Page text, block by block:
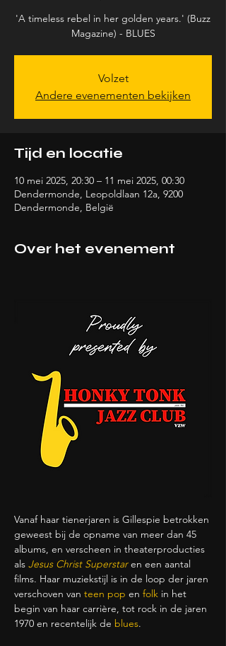
'A timeless rebel in her golden years.' (Buzz
Volzet
Andere evenementen bekijken
Tijd en locatie
10 mei 2025, 20:30 – 11 mei 2025, 00:30
Dendermonde, Leopoldlaan 12a, 9200
Dendermonde, België
Over het evenement
Vanaf haar tienerjaren is Gillespie betrokken
geweest bij de opname van meer dan 45
albums, en verscheen in theaterproducties
als Jesus Christ Superstar en een aantal
films. Haar muziekstijl is in de loop der jaren
verschoven van teen pop en folk in het
begin van haar carrière, tot rock in de jaren
1970 en recentelijk de blues.